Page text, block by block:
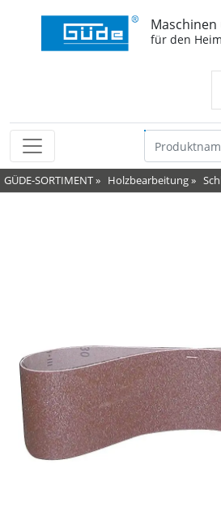
für den
GÜDE-SORTIMENT» Holzbearbeitung»